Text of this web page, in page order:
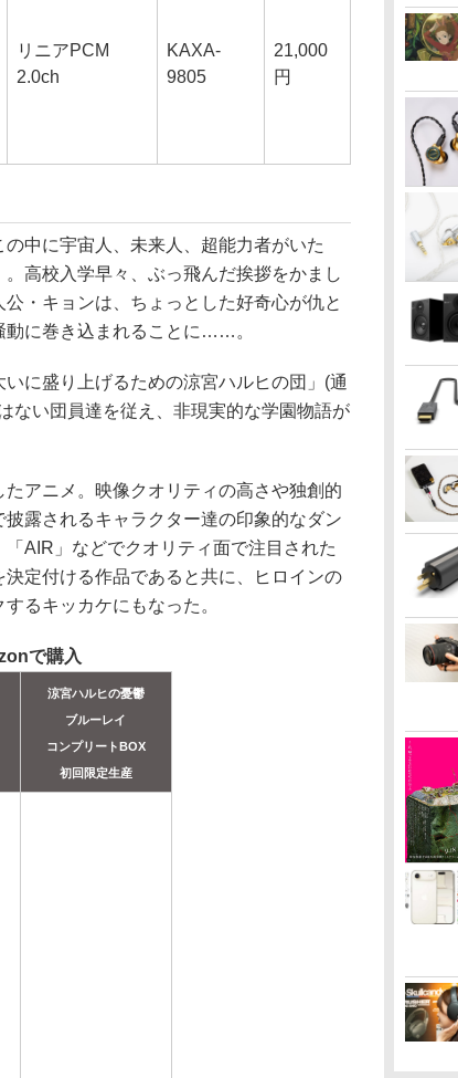
リニアPCM
2.0ch
KAXA-
9805
21,000
円
中に宇宙人、未来人、超能力者がいた
高校入学早々、ぶっ飛んだ挨拶をかまし
・キョンは、ちょっとした好奇心が仇と
動に巻き込まれることに……。
に盛り上げるための涼宮ハルヒの団」(通
ない団員達を従え、非現実的な学園物語が
アニメ。映像クオリティの高さや独創的
露されるキャラクター達の印象的なダン
AIR」などでクオリティ面で注目された
定付ける作品であると共に、ヒロインの
るキッカケにもなった。
で購入
涼宮ハルヒの憂鬱
ブルーレイ
コンプリートBOX
初回限定生産